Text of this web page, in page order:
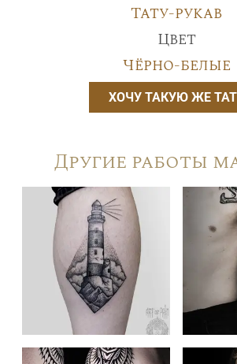
Тату-рукав
Цвет
Чёрно-белые
ХОЧУ ТАКУЮ ЖЕ
Другие работы